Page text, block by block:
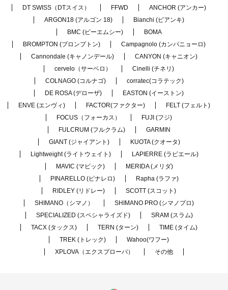
DT SWISS（DTスイス）
FFWD
ANCHOR (アンカー)
ARGON18 (アルゴン 18)
Bianchi (ビアンキ)
BMC (ビーエムシー)
BOMA
BROMPTON (ブロンプトン)
Campagnolo (カンパニョーロ)
Cannondale (キャノンデール)
CANYON (キャニオン)
cervelo（サーベロ）
Cinelli (チネリ)
COLNAGO (コルナゴ)
corratec(コラテック)
DE ROSA (デローザ)
EASTON (イーストン)
ENVE (エンヴィ)
FACTOR(ファクター)
FELT (フェルト)
FOCUS（フォーカス）
FUJI (フジ)
FULCRUM (フルクラム)
GARMIN
GIANT (ジャイアント)
KUOTA (クオータ)
Lightweight (ライトウェイト)
LAPIERRE (ラピエール)
MAVIC (マビック)
MERIDA (メリダ)
PINARELLO (ピナレロ)
Rapha (ラファ)
RIDLEY (リドレー)
SCOTT (スコット)
SHIMANO（シマノ）
SHIMANO PRO (シマノプロ)
SPECIALIZED (スペシャライズド)
SRAM (スラム)
TACX (タックス)
TERN (ターン)
TIME (タイム)
TREK (トレック)
Wahoo(ワフー)
XPLOVA（エクスプローバ）
その他